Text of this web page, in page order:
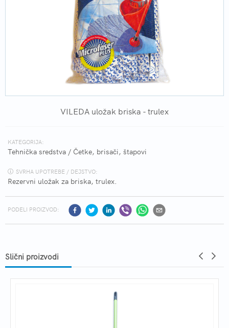
VILEDA uložak briska - trulex
KATEGORIJA:
Tehnička sredstva / Četke, brisači, štapovi
SVRHA UPOTREBE / DEJSTVO:
Rezervni uložak za briska, trulex.
PODELI PROIZVOD:
Slični proizvodi